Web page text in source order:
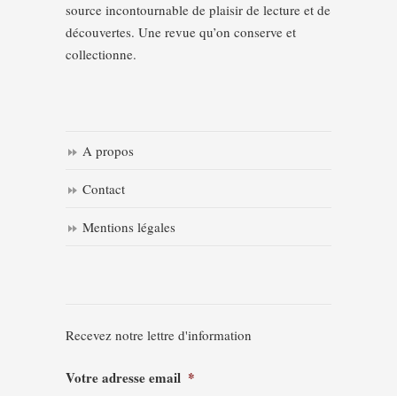
source incontournable de plaisir de lecture et de
découvertes. Une revue qu’on conserve et
collectionne.
A propos
Contact
Mentions légales
Recevez notre lettre d'information
Votre adresse email *